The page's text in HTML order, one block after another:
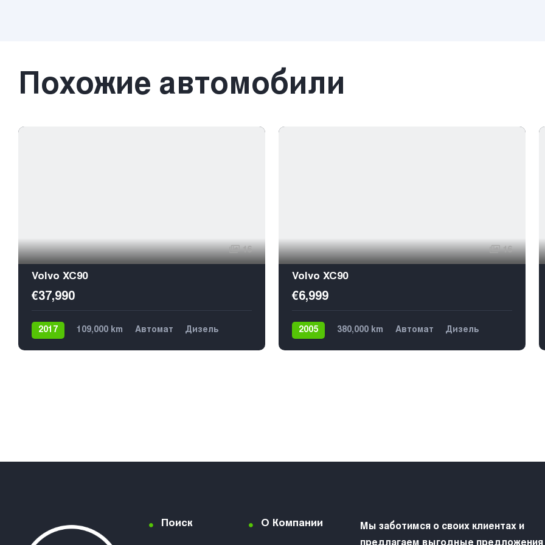
Похожие автомобили
16
Volvo XC90
€37,990
2017 109,000 km Автомат
Дизель
16
Volvo XC90
€6,999
2005 380,000 km Автомат
Дизель
Поиск О Компании
Мы заботимся о своих клиентах и
предлагаем выгодные предложения